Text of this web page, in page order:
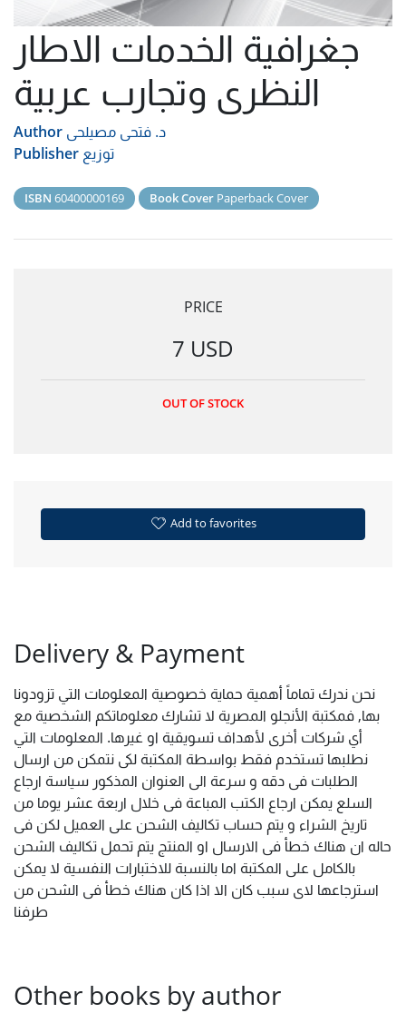
جغرافية الخدمات الاطار
النظرى وتجارب عربية
Author د. فتحى مصيلحى
Publisher توزيع
ISBN 60400000169 Book Cover Paperback Cover
PRICE
7 USD
OUT OF STOCK
Add to favorites
Delivery & Payment
نحن ندرك تماماً أهمية حماية خصوصية المعلومات التي تزودونا
بها, فمكتبة الأنجلو المصرية لا تشارك معلوماتكم الشخصية مع
أي شركات أخرى لأهداف تسويقية او غيرها. المعلومات التي
نطلبها تستخدم فقط بواسطة المكتبة لكى نتمكن من ارسال
الطلبات فى دقه و سرعة الى العنوان المذكور سياسة ارجاع
السلع يمكن ارجاع الكتب المباعة فى خلال اربعة عشر يوما من
تاريخ الشراء و يتم حساب تكاليف الشحن على العميل لكن فى
حاله ان هناك خطأ فى الارسال او المنتج يتم تحمل تكاليف الشحن
بالكامل على المكتبة اما بالنسبة للاختبارات النفسية لا يمكن
استرجاعها لاى سبب كان الا اذا كان هناك خطأ فى الشحن من
طرفنا
Other books by author